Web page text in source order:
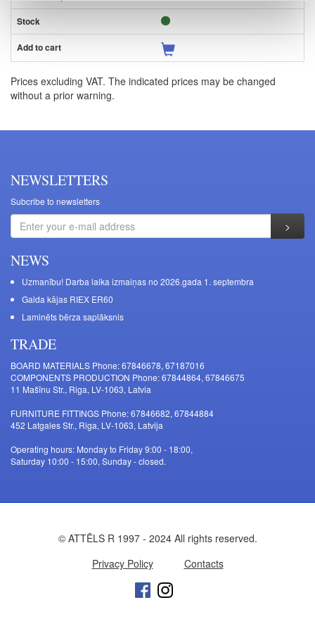
Prices excluding VAT. The indicated prices may be changed
without a prior warning.
NEWSLETTERS
Subcribe to newsletters
NEWS
Uzmanību! Darba laika izmaiņas no 2026.gada 1. septembra
Galda kājas RIEX ER60
Laminēts bērza saplāksnis
TRADE
BOARD MATERIALS Phone: 67846678, 67187016
COMPONENTS PRODUCTION Phone: 67844864, 67846675
11 Mašīnu Str., Riga, LV-1063, Latvia
FURNITURE FITTINGS Phone: 67846682, 67844884
452 Latgales Str., Riga, LV-1063, Latvija
Operating hours: Monday to Friday 9:00 - 18:00,
Saturday 10:00 - 15:00, Sunday - closed.
© ATTĒLS R 1997 - 2024 All rights reserved.
Privacy Policy
Contacts